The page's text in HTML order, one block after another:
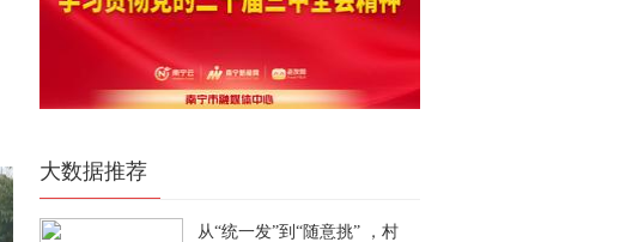
大数据推荐
从“统一发”到“随意挑” ，村